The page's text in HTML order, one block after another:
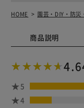
HOME 園芸・DIY・防災
商品説明
5
4